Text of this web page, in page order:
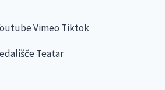
Vimeo Tiktok
Teatar